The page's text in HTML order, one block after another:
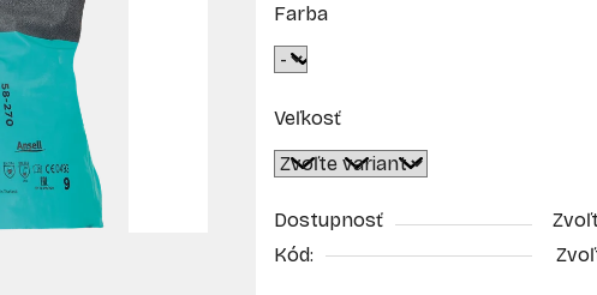
Farba
Veľkosť
Dostupnosť
Kód: